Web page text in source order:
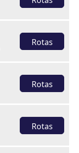
Rotas
Rotas
Rotas